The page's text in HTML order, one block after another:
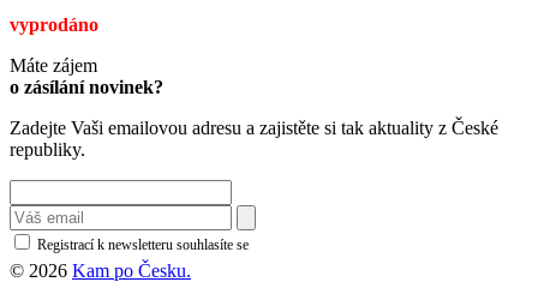
vyprodáno
Máte zájem
o zásílání novinek?
Zadejte Vaši emailovou adresu a zajistěte si tak aktuality z České
republiky.
Registrací k newsletteru souhlasíte se
© 2026 Kam po Česku.